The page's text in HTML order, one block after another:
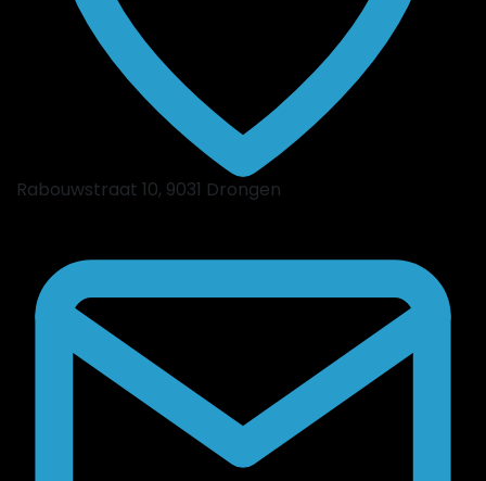
Rabouwstraat 10, 9031 Drongen